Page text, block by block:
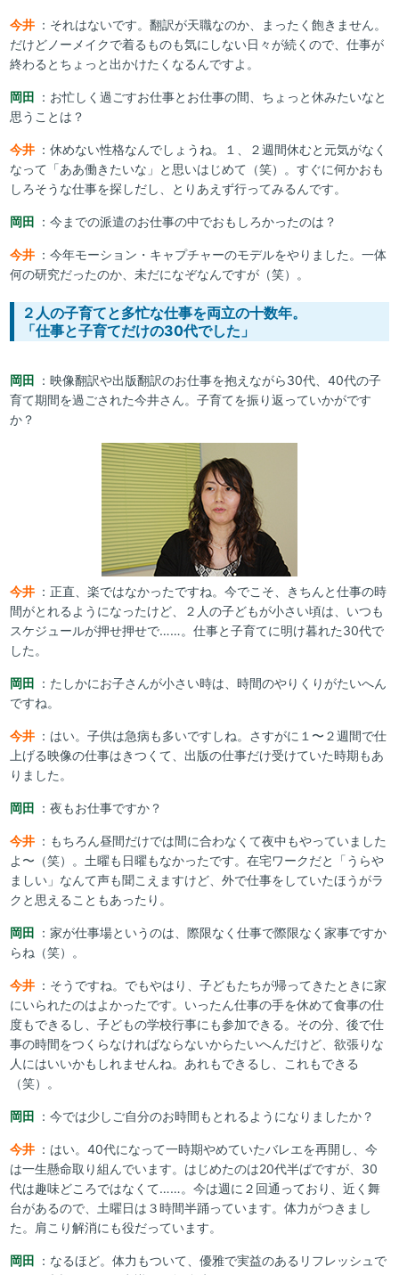
今井 ：それはないです。翻訳が天職なのか、まったく飽きません。
だけどノーメイクで着るものも気にしない日々が続くので、仕事が
終わるとちょっと出かけたくなるんですよ。
岡田 ：お忙しく過ごすお仕事とお仕事の間、ちょっと休みたいなと
思うことは？
今井 ：休めない性格なんでしょうね。１、２週間休むと元気がなく
なって「ああ働きたいな」と思いはじめて（笑）。すぐに何かおも
しろそうな仕事を探しだし、とりあえず行ってみるんです。
岡田 ：今までの派遣のお仕事の中でおもしろかったのは？
今井 ：今年モーション・キャプチャーのモデルをやりました。一体
何の研究だったのか、未だになぞなんですが（笑）。
２人の子育てと多忙な仕事を両立の十数年。
「仕事と子育てだけの30代でした」
岡田 ：映像翻訳や出版翻訳のお仕事を抱えながら30代、40代の子
育て期間を過ごされた今井さん。子育てを振り返っていかがです
か？
今井 ：正直、楽ではなかったですね。今でこそ、きちんと仕事の時
間がとれるようになったけど、２人の子どもが小さい頃は、いつも
スケジュールが押せ押せで……。仕事と子育てに明け暮れた30代で
した。
岡田 ：たしかにお子さんが小さい時は、時間のやりくりがたいへん
ですね。
今井 ：はい。子供は急病も多いですしね。さすがに１〜２週間で仕
上げる映像の仕事はきつくて、出版の仕事だけ受けていた時期もあ
りました。
岡田 ：夜もお仕事ですか？
今井 ：もちろん昼間だけでは間に合わなくて夜中もやっていました
よ〜（笑）。土曜も日曜もなかったです。在宅ワークだと「うらや
ましい」なんて声も聞こえますけど、外で仕事をしていたほうがラ
クと思えることもあったり。
岡田 ：家が仕事場というのは、際限なく仕事で際限なく家事ですか
らね（笑）。
今井 ：そうですね。でもやはり、子どもたちが帰ってきたときに家
にいられたのはよかったです。いったん仕事の手を休めて食事の仕
度もできるし、子どもの学校行事にも参加できる。その分、後で仕
事の時間をつくらなければならないからたいへんだけど、欲張りな
人にはいいかもしれませんね。あれもできるし、これもできる
（笑）。
岡田 ：今では少しご自分のお時間もとれるようになりましたか？
今井 ：はい。40代になって一時期やめていたバレエを再開し、今
は一生懸命取り組んでいます。はじめたのは20代半ばですが、30
代は趣味どころではなくて……。今は週に２回通っており、近く舞
台があるので、土曜日は３時間半踊っています。体力がつきまし
た。肩こり解消にも役だっています。
岡田 ：なるほど。体力もついて、優雅で実益のあるリフレッシュで